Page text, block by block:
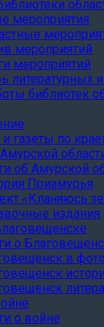
мероприятия
мероприятий
мероприятий
литературных
библиотек
газеты по
об Амурской
Приамурья
«Кланяюсь
издания
о
в
о войне